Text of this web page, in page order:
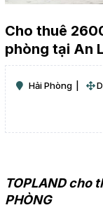
Cho thuê
phòng tại An
Hải Phòng
TOPLAND cho
PHÒNG